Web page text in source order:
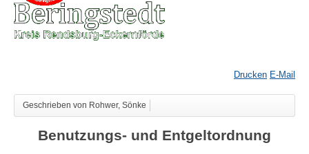
Drucken E-Mail
Geschrieben von Rohwer, Sönke
Benutzungs- und Entgeltordnung